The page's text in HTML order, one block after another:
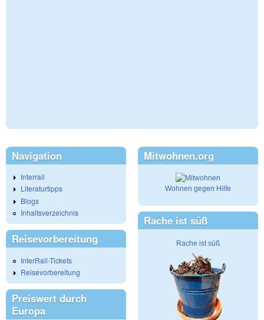
Navigation
Interrail
Literaturtipps
Blogs
Inhaltsverzeichnis
Reisevorbereitung
InterRail-Tickets
Reisevorbereitung
Preiswert durch
Europa
Mitwohnen.org
Wohnen gegen Hilfe
Rache ist süß
Rache ist süß